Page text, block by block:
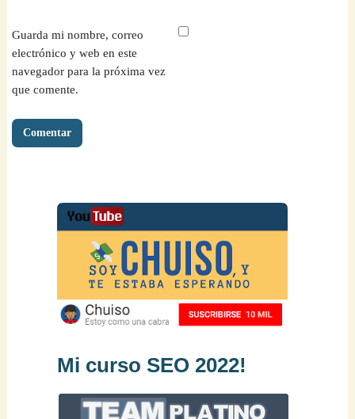
Guarda mi nombre, correo
electrónico y web en este
navegador para la próxima vez
que comente.
Mi curso SEO 2022!